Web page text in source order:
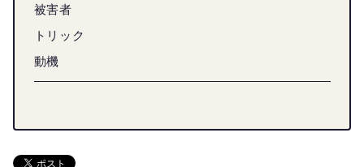
被害者
トリック
動機